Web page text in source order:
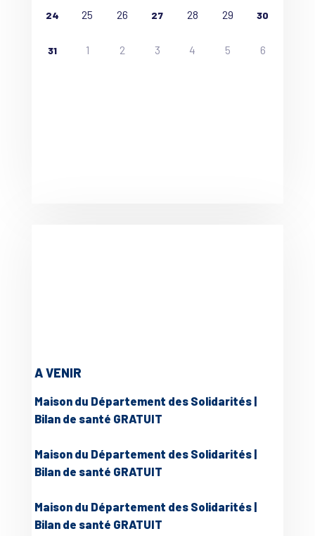
24 25 26 27 28 29 30
31 1 2 3 4 5 6
A VENIR
Maison du Département des Solidarités |
Bilan de santé GRATUIT
Maison du Département des Solidarités |
Bilan de santé GRATUIT
Maison du Département des Solidarités |
Bilan de santé GRATUIT